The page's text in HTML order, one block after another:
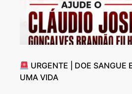
URGENTE | DOE SANGUE
UMA VIDA